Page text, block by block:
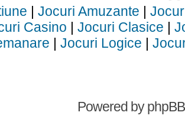
| Jocuri Amuzante |
Casino | Jocuri Clasice |
| Jocuri Logice |
Powered byphpBB